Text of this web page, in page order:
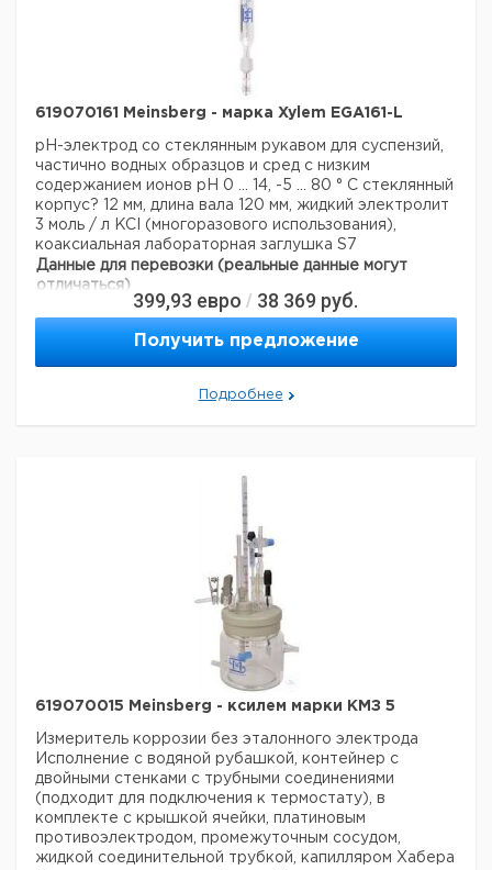
619070161 Meinsberg - марка Xylem EGA161-L
pH-электрод со стеклянным рукавом для суспензий,
частично водных образцов и сред с низким
содержанием ионов рН 0 ... 14, -5 ... 80 ° С стеклянный
корпус? 12 мм, длина вала 120 мм, жидкий электролит
3 моль / л KCI (многоразового использования),
коаксиальная лабораторная заглушка S7
Данные для перевозки (реальные данные могут
отличаться)
Страна происхождения:Германия
399,93 евро / 38 369 руб.
Получить предложение
Подробнее
619070015 Meinsberg - ксилем марки КМЗ 5
Измеритель коррозии без эталонного электрода
Исполнение с водяной рубашкой, контейнер с
двойными стенками с трубными соединениями
(подходит для подключения к термостату), в
комплекте с крышкой ячейки, платиновым
противоэлектродом, промежуточным сосудом,
жидкой соединительной трубкой, капилляром Хабера